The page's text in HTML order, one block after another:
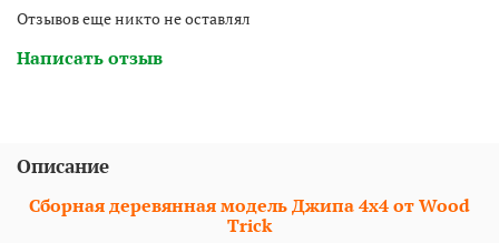
Отзывов еще никто не оставлял
Написать отзыв
Описание
Сборная деревянная модель Джипа 4х4 от Wood
Trick